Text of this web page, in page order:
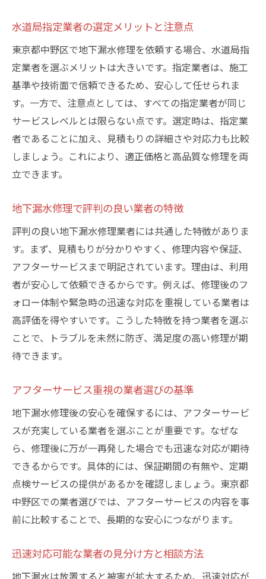
水道局指定業者の選定メリットと注意点
東京都中野区で地下漏水修理を依頼する場合、水道局指
定業者を選ぶメリットは大きいです。指定業者は、施工
基準や技術面で信頼できるため、安心して任せられま
す。一方で、注意点としては、すべての指定業者が同じ
サービスレベルとは限らない点です。選定時は、指定業
者であることに加え、見積もりの詳細さや対応力も比較
しましょう。これにより、適正価格と高品質な修理を両
立できます。
地下漏水修理で評判の良い業者の特徴
評判の良い地下漏水修理業者には共通した特徴がありま
す。まず、見積もりが分かりやすく、修理内容や保証、
アフターサービスまで明記されています。理由は、利用
者が安心して依頼できるからです。例えば、修理後のフ
ォロー体制や緊急時の迅速な対応を重視している業者は
高評価を得やすいです。こうした特徴を持つ業者を選ぶ
ことで、トラブルを未然に防ぎ、満足度の高い修理が期
待できます。
アフターサービス重視の業者選びの基準
地下漏水修理後の安心を確保するには、アフターサービ
スが充実している業者を選ぶことが重要です。なぜな
ら、修理後に万が一再発した場合でも迅速な対応が期待
できるからです。具体的には、保証期間の有無や、定期
点検サービスの提供があるかを確認しましょう。東京都
中野区での業者選びでは、アフターサービスの内容を事
前に比較することで、長期的な安心につながります。
迅速対応可能な業者の見分け方と相談方法
地下漏水は放置すると被害が拡大するため、迅速対応が